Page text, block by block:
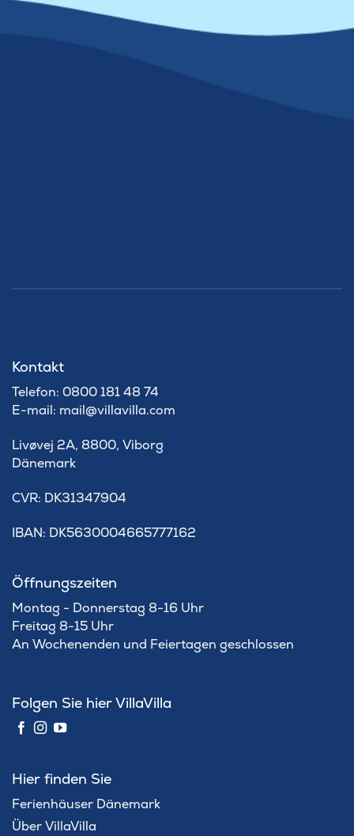
Kontakt
Telefon: 0800 181 48 74
E-mail: mail@villavilla.com
Livøvej 2A, 8800, Viborg
Dänemark
​CVR: DK31347904
IBAN: DK5630004665777162
Öffnungszeiten
Montag - Donnerstag 8-16 Uhr
Freitag 8-15 Uhr
An Wochenenden und Feiertagen geschlossen
Folgen Sie hier VillaVilla
Hier finden Sie
Ferienhäuser Dänemark
Über VillaVilla